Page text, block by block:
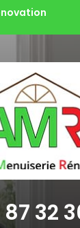
32